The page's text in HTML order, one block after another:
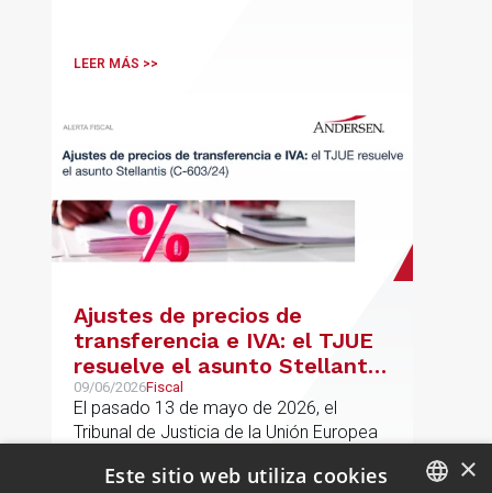
domicilio o residencia personal
LEER MÁS >>
Ajustes de precios de
transferencia e IVA: el TJUE
resuelve el asunto Stellantis
(C-603/24)
09/06/2026Fiscal
El pasado 13 de mayo de 2026, el
Tribunal de Justicia de la Unión Europea
603/24, Stellantis Portugal, abordando
×
Este sitio web utiliza cookies